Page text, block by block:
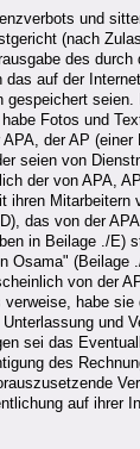
und
(nach
des
auf der
Fotos und
der AP
seien von
der von APA,
das von der
in Beilage ./
von der
habe
und
sei das
des
auf ihrer